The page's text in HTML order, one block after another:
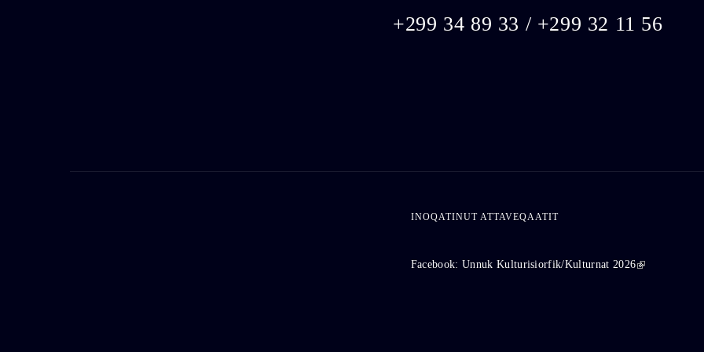
+299 34 89 33 / +299 32 11 56
INOQATINUT ATTAVEQAATIT
Facebook: Unnuk Kulturisiorfik/Kulturnat 2026(link is